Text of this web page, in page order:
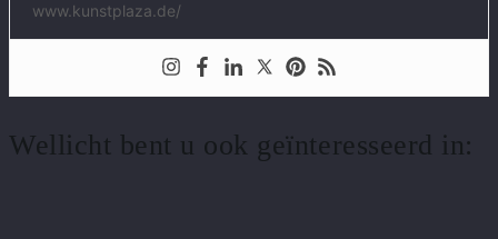
www.kunstplaza.de/
Wellicht bent u ook geïnteresseerd in: